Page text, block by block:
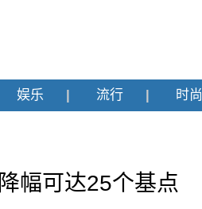
娱乐 流行 时尚
幅可达25个基点